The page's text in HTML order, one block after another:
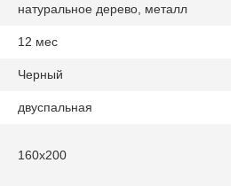
натуральное дерево, металл
12 мес
Черный
двуспальная
160х200